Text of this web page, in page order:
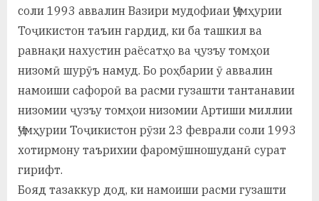
соли 1993 аввалин Вазири мудофиаи Ҷумҳурии
Тоҷикистон таъин гардид, ки ба ташкил ва
равнақи нахустин раёсатҳо ва ҷузъу томҳои
низомӣ шурӯъ намуд. Бо роҳбарии ӯ аввалин
намоиши сафороӣ ва расми гузашти тантанавии
низомии ҷузъу томҳои низомии Артиши миллии
Ҷумҳурии Тоҷикистон рӯзи 23 феврали соли 1993
хотирмону таърихии фаромӯшношуданӣ сурат
гирифт.
Бояд тазаккур дод, ки намоиши расми гузашти